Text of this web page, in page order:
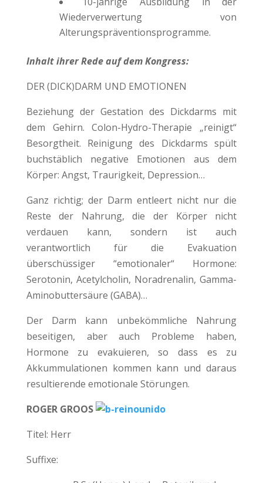
Wiederverwertung von
Alterungspräventionsprogramme.
Inhalt ihrer Rede auf dem Kongress:
DER (DICK)DARM UND EMOTIONEN
Beziehung der Gestation des Dickdarms mit
dem Gehirn. Colon-Hydro-Therapie „reinigt“
Besorgtheit. Reinigung des Dickdarms spült
buchstäblich negative Emotionen aus dem
Körper: Angst, Traurigkeit, Depression…
Ganz richtig; der Darm entleert nicht nur die
Reste der Nahrung, die der Körper nicht
verdauen kann, sondern ist auch
verantwortlich für die Evakuation
überschüssiger “emotionaler“ Hormone:
Serotonin, Acetylcholin, Noradrenalin, Gamma-
Aminobuttersäure (GABA)…
Der Darm kann unbekömmliche Nahrung
beseitigen, aber auch Probleme haben,
Hormone zu evakuieren, so dass es zu
Akkummulationen kommen kann und daraus
resultierende emotionale Störungen.
ROGER GROOS
Titel: Herr
Suffixe: